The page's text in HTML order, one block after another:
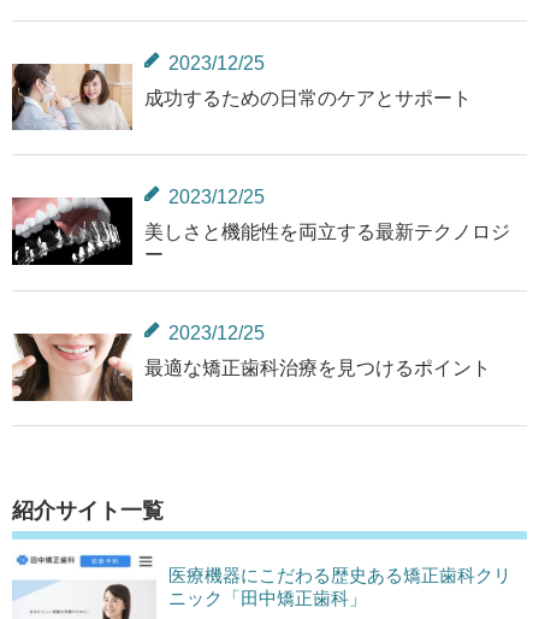
2023/12/25
成功するための日常のケアとサポート
2023/12/25
美しさと機能性を両立する最新テクノロジ
ー
2023/12/25
最適な矯正歯科治療を見つけるポイント
紹介サイト一覧
医療機器にこだわる歴史ある矯正歯科クリ
ニック「田中矯正歯科」